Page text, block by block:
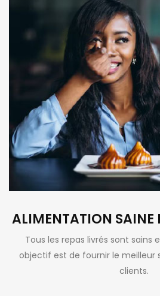
ALIMENTATION SAINE
Tous les repas livrés sont sains
objectif est de fournir le meilleur
clients.